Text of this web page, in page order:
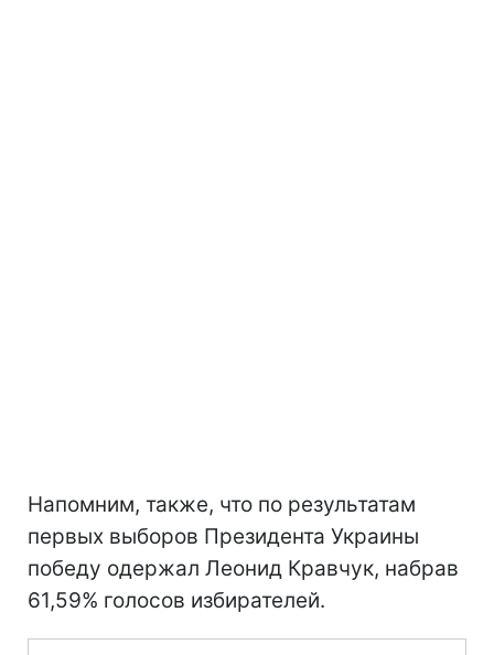
Напомним, также, что по результатам
первых выборов Президента Украины
победу одержал Леонид Кравчук, набрав
61,59% голосов избирателей.